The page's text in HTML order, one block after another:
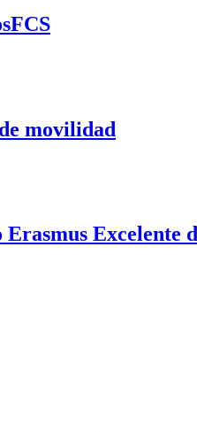
movilidad
Excelente